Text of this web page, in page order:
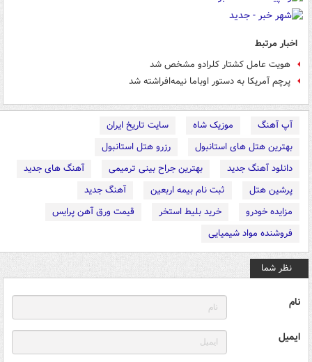
اخبار مرتبط
هویت عامل کشتار کلرادو مشخص شد
پرچم آمریکا به دستور اوباما نیمه‌افراشته شد
آپ آهنگ موزیک شاه
سایت تاریخ ایران
بهترین هتل های استانبول
رزرو هتل استانبول
دانلود آهنگ جدید
بهترین جراح بینی ترمیمی
آهنگ های جدید
پرشین هتل
ثبت نام بیمه اربعین
آهنگ جدید
مزایده خودرو
خرید بلیط استخر
قیمت ورق آهن پرایس
فروشنده مواد شیمیایی
نظر شما
نام
ایمیل